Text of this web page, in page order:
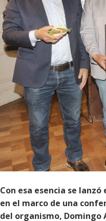
Con esa esencia se
en el marco de una
del organismo, Domingo